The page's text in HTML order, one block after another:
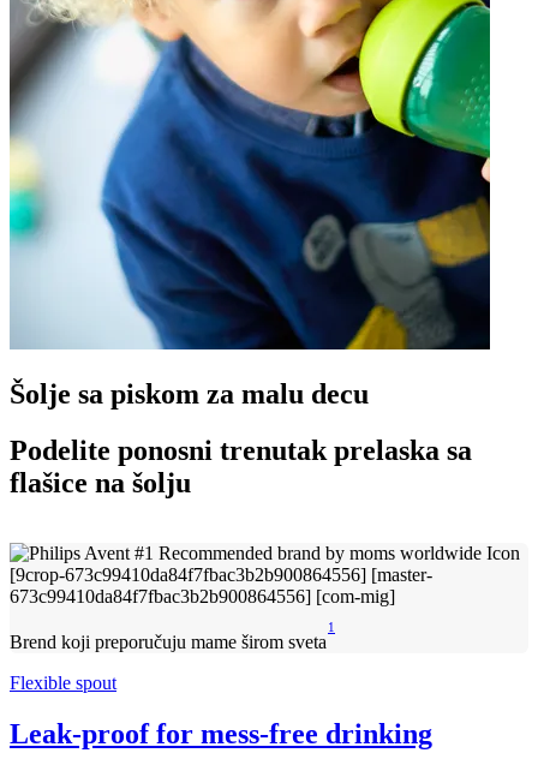
Šolje sa piskom za malu decu
Podelite ponosni trenutak prelaska sa
flašice na šolju
Brend koji preporučuju mame širom sveta
1
Flexible spout
Leak-proof for mess-free drinking